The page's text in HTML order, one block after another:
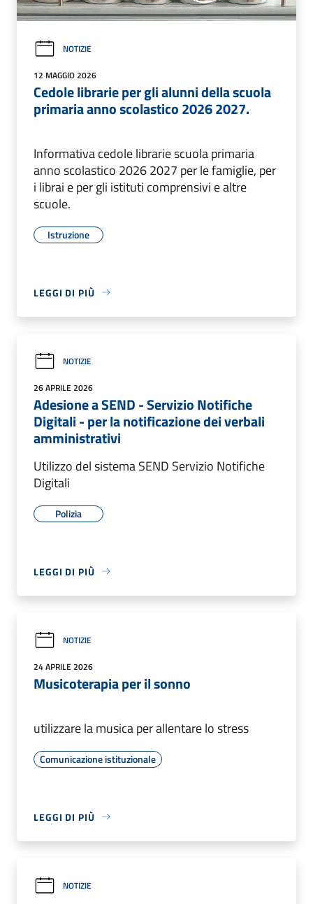
NOTIZIE
12 MAGGIO 2026
Cedole librarie per gli alunni della scuola
primaria anno scolastico 2026 2027.
Informativa cedole librarie scuola primaria
anno scolastico 2026 2027 per le famiglie, per
i librai e per gli istituti comprensivi e altre
scuole.
Istruzione
LEGGI DI PIÙ
NOTIZIE
26 APRILE 2026
Adesione a SEND - Servizio Notifiche
Digitali - per la notificazione dei verbali
amministrativi
Utilizzo del sistema SEND Servizio Notifiche
Digitali
Polizia
LEGGI DI PIÙ
NOTIZIE
24 APRILE 2026
Musicoterapia per il sonno
utilizzare la musica per allentare lo stress
Comunicazione istituzionale
LEGGI DI PIÙ
NOTIZIE